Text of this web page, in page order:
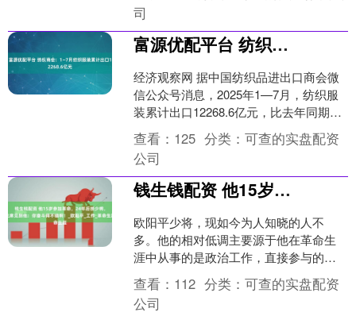
司
富源优配平台 纺织商会：1—7月纺织服装累计出口12268.6亿元
经济观察网 据中国纺织品进出口商会微
信公众号消息，2025年1—7月，纺织服
装累计出口12268.6亿元，比去年同期增
长1.8%，其中纺织品出口5900.7亿元....
查看： 125 分类：可查的实盘配资
公司
钱生钱配资 他15岁参加革命，24年后授少将，主席见到他：你奋斗得不错啊！_欧阳平_工作_革命生涯
欧阳平少将，现如今为人知晓的人不
多。他的相对低调主要源于他在革命生
涯中从事的是政治工作，直接参与的战
役并不多。然而，他所拥有的历史背景
则颇为深厚。早在1931年....
查看： 112 分类：可查的实盘配资
公司